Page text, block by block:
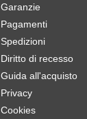
Garanzie
Pagamenti
Spedizioni
Diritto di recesso
Guida all'acquisto
Privacy
Cookies